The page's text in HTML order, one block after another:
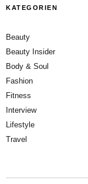
KATEGORIEN
Beauty
Beauty Insider
Body & Soul
Fashion
Fitness
Interview
Lifestyle
Travel